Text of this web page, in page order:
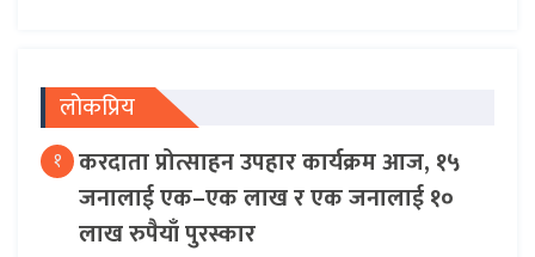
लोकप्रिय
१ करदाता प्रोत्साहन उपहार कार्यक्रम आज, १५
जनालाई एक–एक लाख र एक जनालाई १०
लाख रुपैयाँ पुरस्कार